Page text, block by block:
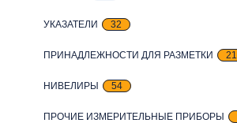
УКАЗАТЕЛИ 32
ПРИНАДЛЕЖНОСТИ ДЛЯ РАЗМЕТКИ 21
НИВЕЛИРЫ 54
ПРОЧИЕ ИЗМЕРИТЕЛЬНЫЕ ПРИБОРЫ